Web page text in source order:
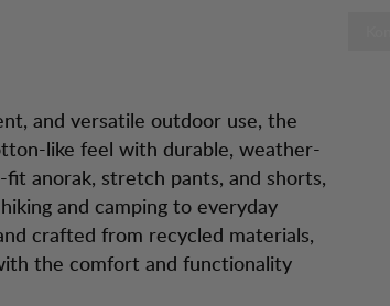
and versatile outdoor use, the
like feel with durable, weather-
anorak, stretch pants, and shorts,
and camping to everyday
crafted from recycled materials,
the comfort and functionality